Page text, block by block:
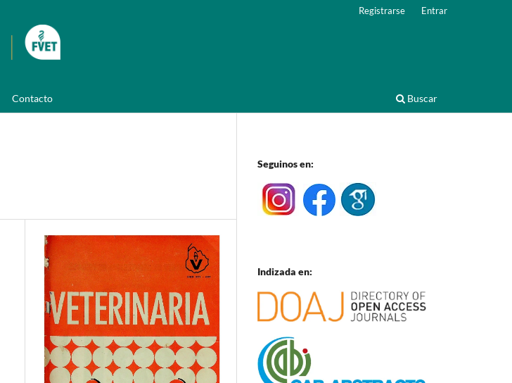
Contacto Buscar
Registrarse Entrar
Seguinos en:
Indizada en: